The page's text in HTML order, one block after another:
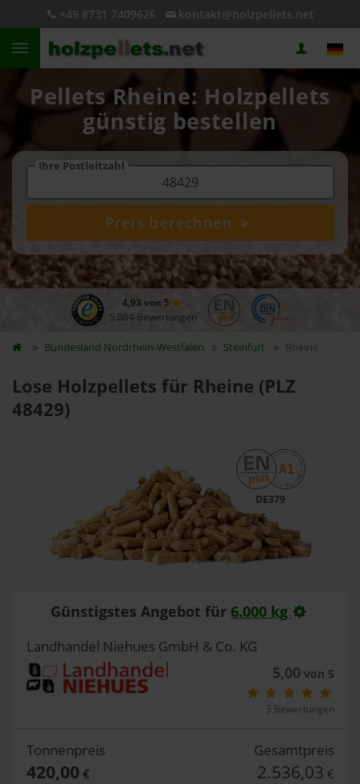
+49 8731 7409626 kontakt@holzpellets.net
Pellets Rheine: Holzpellets
günstig bestellen
Ihre Postleitzahl
Preis berechnen
4,93 von 5
5.084 Bewertungen
Bundesland Nordrhein-Westfalen Steinfurt Rheine
Lose Holzpellets für Rheine (PLZ
48429)
DE379
Günstigstes Angebot für 6.000 kg
Landhandel Niehues GmbH & Co. KG
5,00 von 5
3 Bewertungen
Tonnenpreis
420,00 €
Gesamtpreis
2.536,03 €